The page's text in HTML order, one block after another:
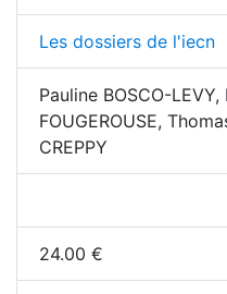
Les dossiers de l'iecn
Pauline BOSCO-
FOUGEROUSE,
CREPPY
24.00 €